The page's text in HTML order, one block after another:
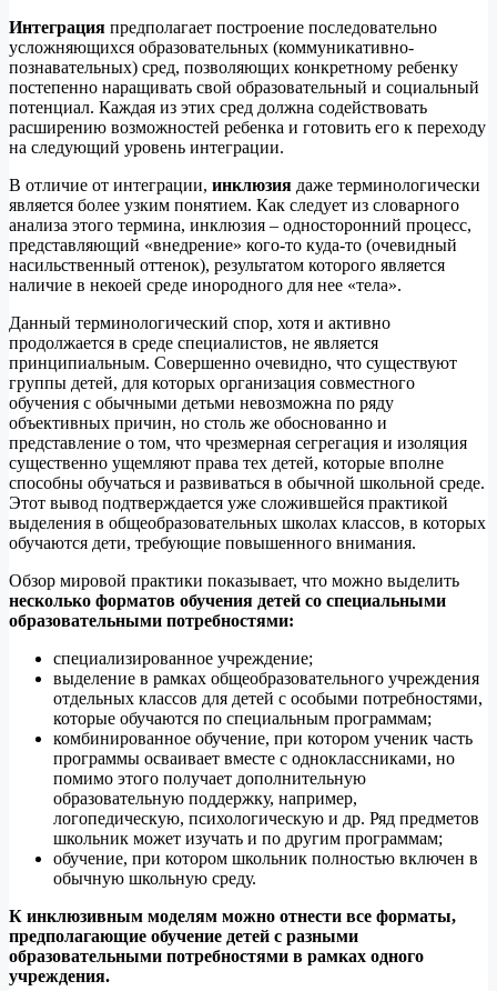
Интеграция предполагает построение последовательно
усложняющихся образовательных (коммуникативно-
познавательных) сред, позволяющих конкретному ребенку
постепенно наращивать свой образовательный и социальный
потенциал. Каждая из этих сред должна содействовать
расширению возможностей ребенка и готовить его к переходу
на следующий уровень интеграции.
В отличие от интеграции, инклюзия даже терминологически
является более узким понятием. Как следует из словарного
анализа этого термина, инклюзия – односторонний процесс,
представляющий «внедрение» кого-то куда-то (очевидный
насильственный оттенок), результатом которого является
наличие в некоей среде инородного для нее «тела».
Данный терминологический спор, хотя и активно
продолжается в среде специалистов, не является
принципиальным. Совершенно очевидно, что существуют
группы детей, для которых организация совместного
обучения с обычными детьми невозможна по ряду
объективных причин, но столь же обоснованно и
представление о том, что чрезмерная сегрегация и изоляция
существенно ущемляют права тех детей, которые вполне
способны обучаться и развиваться в обычной школьной среде.
Этот вывод подтверждается уже сложившейся практикой
выделения в общеобразовательных школах классов, в которых
обучаются дети, требующие повышенного внимания.
Обзор мировой практики показывает, что можно выделить
несколько форматов обучения детей со специальными
образовательными потребностями:
специализированное учреждение;
выделение в рамках общеобразовательного учреждения
отдельных классов для детей с особыми потребностями,
которые обучаются по специальным программам;
комбинированное обучение, при котором ученик часть
программы осваивает вместе с одноклассниками, но
помимо этого получает дополнительную
образовательную поддержку, например,
логопедическую, психологическую и др. Ряд предметов
школьник может изучать и по другим программам;
обучение, при котором школьник полностью включен в
обычную школьную среду.
К инклюзивным моделям можно отнести все форматы,
предполагающие обучение детей с разными
образовательными потребностями в рамках одного
учреждения.